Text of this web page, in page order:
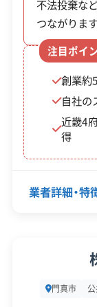
この解体
企業経
験・規模
安全対
策・リス
ク管理
顧客対
応・サー
不法投棄な
つながります
注目ポイ
創業約
自社の
近畿4
得
業者詳細・特
門真市